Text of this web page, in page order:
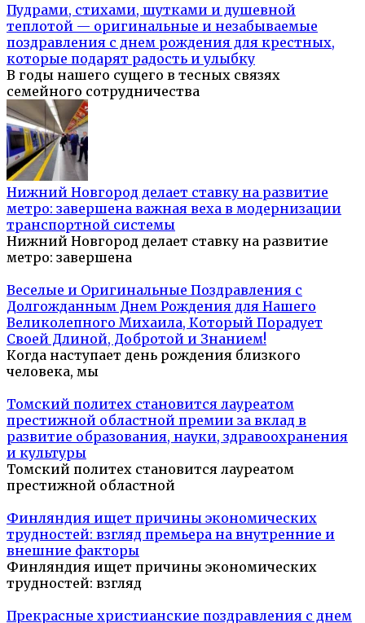
Пудрами, стихами, шутками и душевной
теплотой — оригинальные и незабываемые
поздравления с днем рождения для крестных,
которые подарят радость и улыбку
В годы нашего сущего в тесных связях
семейного сотрудничества
Нижний Новгород делает ставку на развитие
метро: завершена важная веха в модернизации
транспортной системы
Нижний Новгород делает ставку на развитие
метро: завершена
Веселые и Оригинальные Поздравления с
Долгожданным Днем Рождения для Нашего
Великолепного Михаила, Который Порадует
Своей Длиной, Добротой и Знанием!
Когда наступает день рождения близкого
человека, мы
Томский политех становится лауреатом
престижной областной премии за вклад в
развитие образования, науки, здравоохранения
и культуры
Томский политех становится лауреатом
престижной областной
Финляндия ищет причины экономических
трудностей: взгляд премьера на внутренние и
внешние факторы
Финляндия ищет причины экономических
трудностей: взгляд
Прекрасные христианские поздравления с днем